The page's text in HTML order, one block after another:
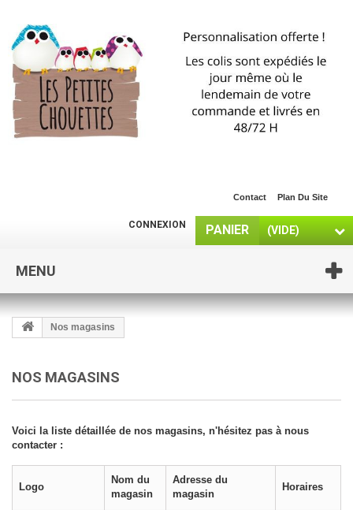
Contact Plan Du Site
PANIER (VIDE)
CONNEXION
MENU
Nos magasins
NOS MAGASINS
Voici la liste détaillée de nos magasins, n'hésitez pas à nous
contacter :
Logo
Nom du
magasin
Adresse du
magasin
Horaires